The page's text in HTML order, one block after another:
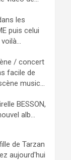
les
puis celui
/ concert
facile de
music...
BESSON,
alb...
de Tarzan
aujourd'hui